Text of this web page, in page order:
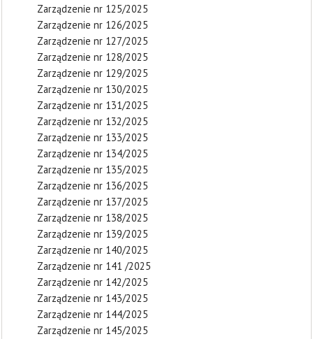
Zarządzenie nr 125/2025
Zarządzenie nr 126/2025
Zarządzenie nr 127/2025
Zarządzenie nr 128/2025
Zarządzenie nr 129/2025
Zarządzenie nr 130/2025
Zarządzenie nr 131/2025
Zarządzenie nr 132/2025
Zarządzenie nr 133/2025
Zarządzenie nr 134/2025
Zarządzenie nr 135/2025
Zarządzenie nr 136/2025
Zarządzenie nr 137/2025
Zarządzenie nr 138/2025
Zarządzenie nr 139/2025
Zarządzenie nr 140/2025
Zarządzenie nr 141 /2025
Zarządzenie nr 142/2025
Zarządzenie nr 143/2025
Zarządzenie nr 144/2025
Zarządzenie nr 145/2025